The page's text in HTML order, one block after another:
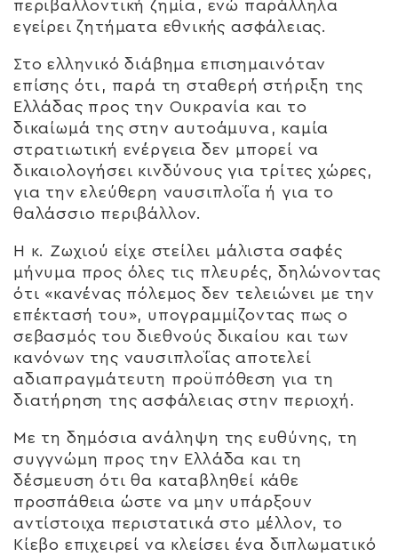
περιβαλλοντική ζημία, ενώ παράλληλα
εγείρει ζητήματα εθνικής ασφάλειας.
Στο ελληνικό διάβημα επισημαινόταν
επίσης ότι, παρά τη σταθερή στήριξη της
Ελλάδας προς την Ουκρανία και το
δικαίωμά της στην αυτοάμυνα, καμία
στρατιωτική ενέργεια δεν μπορεί να
δικαιολογήσει κινδύνους για τρίτες χώρες,
για την ελεύθερη ναυσιπλοΐα ή για το
θαλάσσιο περιβάλλον.
Η κ. Ζωχιού είχε στείλει μάλιστα σαφές
μήνυμα προς όλες τις πλευρές, δηλώνοντας
ότι «κανένας πόλεμος δεν τελειώνει με την
επέκτασή του», υπογραμμίζοντας πως ο
σεβασμός του διεθνούς δικαίου και των
κανόνων της ναυσιπλοΐας αποτελεί
αδιαπραγμάτευτη προϋπόθεση για τη
διατήρηση της ασφάλειας στην περιοχή.
Με τη δημόσια ανάληψη της ευθύνης, τη
συγγνώμη προς την Ελλάδα και τη
δέσμευση ότι θα καταβληθεί κάθε
προσπάθεια ώστε να μην υπάρξουν
αντίστοιχα περιστατικά στο μέλλον, το
Κίεβο επιχειρεί να κλείσει ένα διπλωματικό